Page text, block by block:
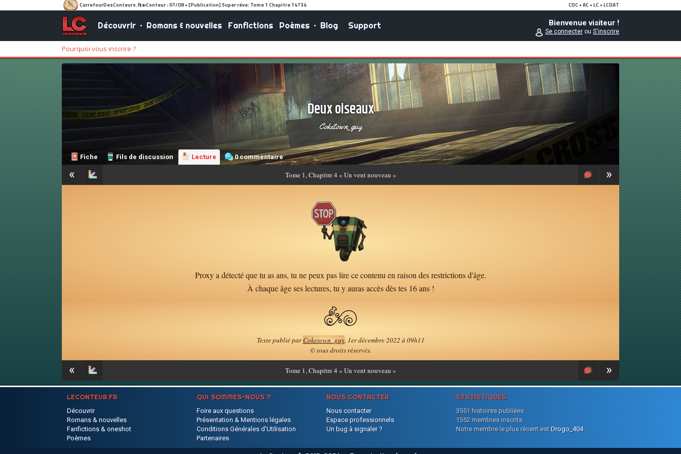
Découvrir• Romans & nouvelles Fanfictions Poèmes• Blog Support Bienvenue visiteur !
Se connecterou S'inscrire
Pourquoi vous inscrire ?
Deux oiseaux
Coketown_guy
Fiche Fils de discussion Lecture 0 commentaire
« »
Tome1, Chapitre 4 « Un vent nouveau »
Proxy a détecté que tu as ans, tu ne peux pas lire ce contenu en raison des restrictions d'âge.
À chaque âge ses lectures, tu y auras accès dès tes 16 ans !
Texte publié parCoketown_guy, 1er décembre 2022 à 09h11
© tous droits réservés.
« »
Tome1, Chapitre 4 « Un vent nouveau »
LECONTEUR.FR QUI SOMMES-NOUS ? NOUS CONTACTER STATISTIQUES
Découvrir
Romans & nouvelles
Fanfictions & oneshot
Poèmes
Foire aux questions
Présentation & Mentions légales
Conditions Générales d'Utilisation
Partenaires
Nous contacter
Espace professionnels
Un bug à signaler ?
3551 histoires publiées
1552 membres inscrits
Notre membre le plus récent estDrogo_404